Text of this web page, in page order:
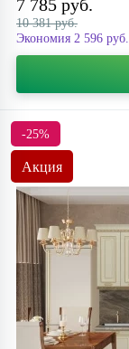
7 785 руб.
10 381 руб.
Экономия 2 596 руб.
-25%
Акция